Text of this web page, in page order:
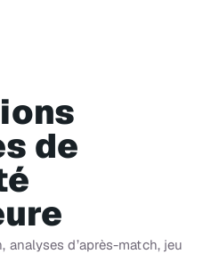
de
analyses d’après-match, jeu